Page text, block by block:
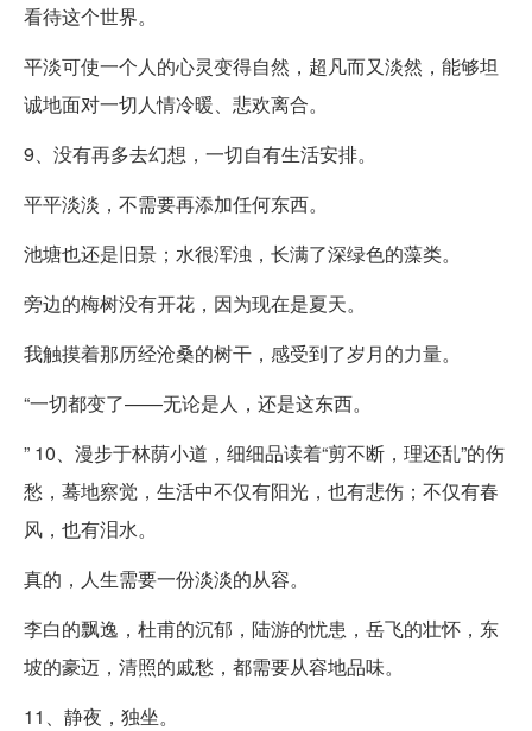
看待这个世界。
平淡可使一个人的心灵变得自然，超凡而又淡然，能够坦
诚地面对一切人情冷暖、悲欢离合。
9、没有再多去幻想，一切自有生活安排。
平平淡淡，不需要再添加任何东西。
池塘也还是旧景；水很浑浊，长满了深绿色的藻类。
旁边的梅树没有开花，因为现在是夏天。
我触摸着那历经沧桑的树干，感受到了岁月的力量。
“一切都变了——无论是人，还是这东西。
” 10、漫步于林荫小道，细细品读着“剪不断，理还乱”的伤
愁，蓦地察觉，生活中不仅有阳光，也有悲伤；不仅有春
风，也有泪水。
真的，人生需要一份淡淡的从容。
李白的飘逸，杜甫的沉郁，陆游的忧患，岳飞的壮怀，东
坡的豪迈，清照的戚愁，都需要从容地品味。
11、静夜，独坐。